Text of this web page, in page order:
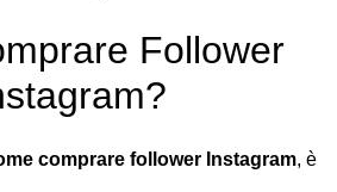
Follower
comprare follower Instagram, è